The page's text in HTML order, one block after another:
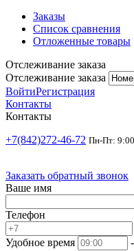
Заказы
Список сравнения
Отложенные товары
Отслеживание заказа
Отслеживание заказа
ВойтиРегистрация
Контакты
Контакты
+7(842)272-46-72 Пн-Пт:
Заказать обратный звонок
Ваше имя
Телефон
Удобное время -